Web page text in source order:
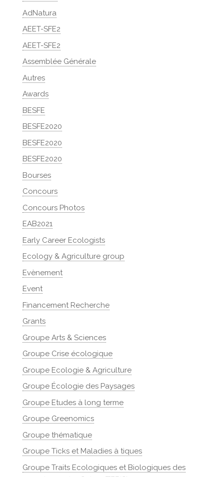
AdNatura
AEET-SFE2
AEET-SFE2
Assemblée Générale
Autres
Awards
BESFE
BESFE2020
BESFE2020
BESFE2020
Bourses
Concours
Concours Photos
EAB2021
Early Career Ecologists
Ecology & Agriculture group
Evènement
Event
Financement Recherche
Grants
Groupe Arts & Sciences
Groupe Crise écologique
Groupe Ecologie & Agriculture
Groupe Écologie des Paysages
Groupe Etudes à long terme
Groupe Greenomics
Groupe thématique
Groupe Ticks et Maladies à tiques
Groupe Traits Ecologiques et Biologiques des